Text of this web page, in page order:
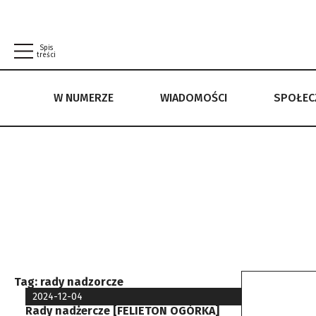
Spis
treści
W NUMERZE WIADOMOŚCI
W NUMERZE WIADOMOŚCI SPOŁECZEŃSTWO
Tag: rady nadzorcze
2024-12-04
Rady nadżercze [FELIETON OGÓRKA]